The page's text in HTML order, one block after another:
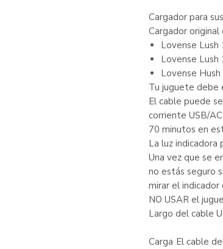
Cargador para
Cargador
Lovense Lush
Lovense Lush
Lovense Hush
Tu juguete debe
El cable puede
corriente USB/
70 minutos en
La luz indicadora
Una vez que se
no estás seguro
mirar el
NO USAR el
Largo del cable
Carga El cable